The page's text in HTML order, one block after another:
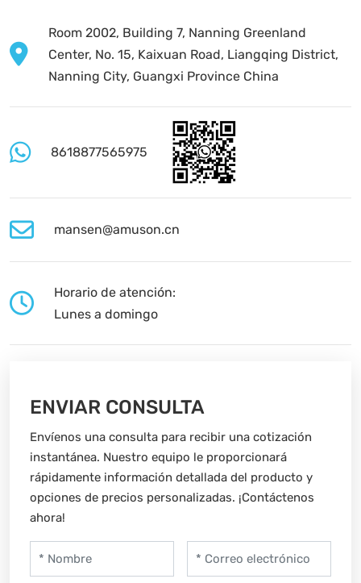
Room 2002, Building 7, Nanning Greenland
Center, No. 15, Kaixuan Road, Liangqing District,
Nanning City, Guangxi Province China
8618877565975
mansen@amuson.cn
Horario de atención:
Lunes a domingo
ENVIAR CONSULTA
Envíenos una consulta para recibir una cotización
instantánea. Nuestro equipo le proporcionará
rápidamente información detallada del producto y
opciones de precios personalizadas. ¡Contáctenos
ahora!